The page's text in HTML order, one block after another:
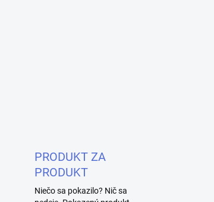
PRODUKT ZA
PRODUKT
Niečo sa pokazilo? Nič sa